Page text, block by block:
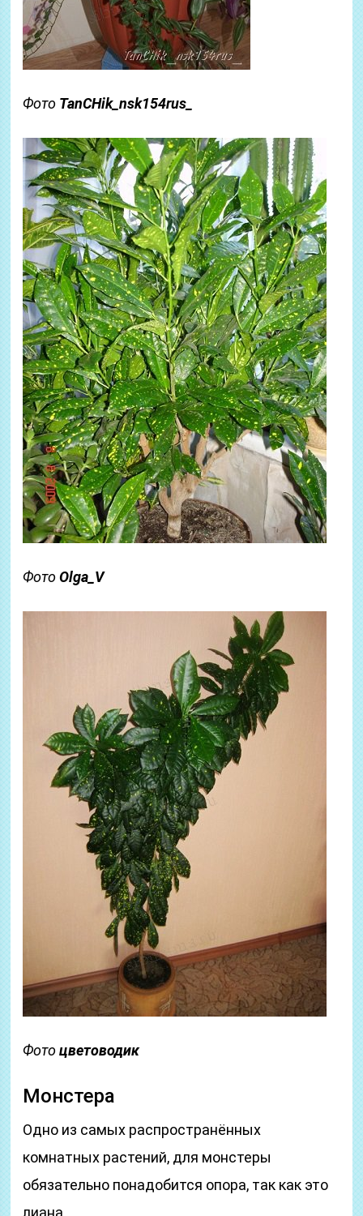
Фото TanCHik_nsk154rus_
ФотоOlga_V
Фотоцветоводик
Монстера
Одно из самых распространённых
комнатных растений, для монстеры
обязательно понадобится опора, так как это
лиана.